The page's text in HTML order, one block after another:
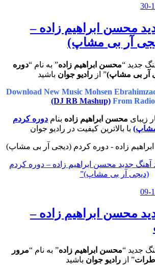
محسن ابراهیم زاده –
آر بی مشاپ)
جدید “محسن ابراهیم زاده” به نام “دوره
آر بی مشاپ)” ازرادیو جوان باشید
Download New Music Mohsen
(DJ RB Mashup)From
زیبای محسن ابراهیم زاده بنام دوره کردم
با بالاترین کیفیت در رادیو جوان
آهنگ جدید محسن ابراهیم زاده – دوره کردم
(دیجی آر بی مشاپ)”
محسن ابراهیم زاده –
جدید “محسن ابراهیم زاده” به نام “مرور
” ازرادیو جوان باشید